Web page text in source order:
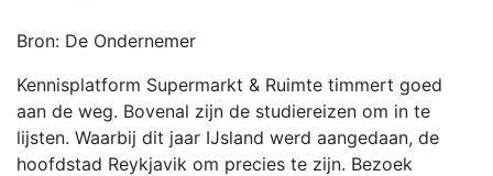
Bron: De Ondernemer
Kennisplatform Supermarkt & Ruimte timmert goed
aan de weg. Bovenal zijn de studiereizen om in te
lijsten. Waarbij dit jaar IJsland werd aangedaan, de
hoofdstad Reykjavik om precies te zijn. Bezoek